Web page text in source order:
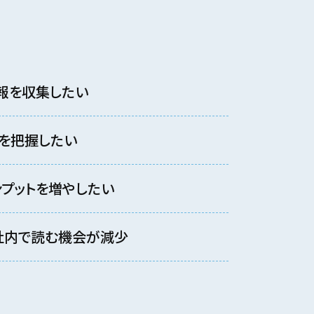
を収集したい
把握したい
ットを増やしたい
で読む機会が減少